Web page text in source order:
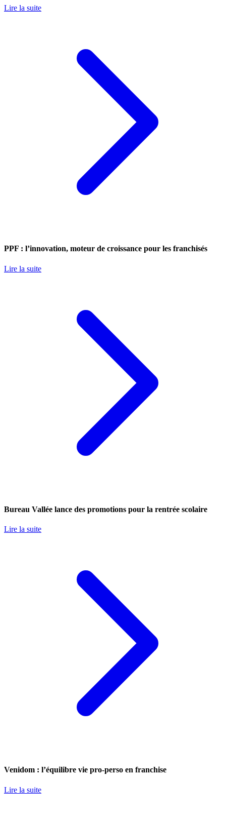
Lire la suite
PPF : l’innovation, moteur de croissance pour les franchisés
Lire la suite
Bureau Vallée lance des promotions pour la rentrée scolaire
Lire la suite
Venidom : l’équilibre vie pro-perso en franchise
Lire la suite